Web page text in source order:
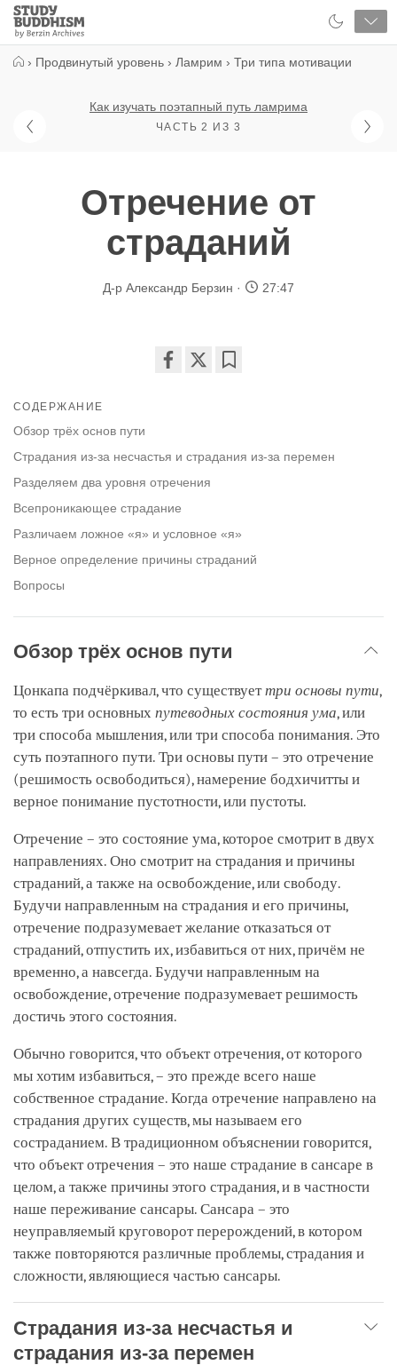
Close
Study
Buddhism
› Продвинутый уровень › Ламрим › Три типа мотивации
Как изучать поэтапный путь ламрима
ЧАСТЬ 2 ИЗ 3
Отречение от
страданий
Д-р Александр Берзин 27:47
СОДЕРЖАНИЕ
Обзор трёх основ пути
Страдания из-за несчастья и страдания из-за перемен
Разделяем два уровня отречения
Всепроникающее страдание
Различаем ложное «я» и условное «я»
Верное определение причины страданий
Вопросы
Обзор трёх основ пути
Цонкапа подчёркивал, что существуеттри основы пути,
то есть три основных путеводных состояния ума, или
три способа мышления, или три способа понимания. Это
суть поэтапного пути. Три основы пути – это отречение
(решимость освободиться), намерение бодхичитты и
верное понимание пустотности, или пустоты.
Отречение – это состояние ума, которое смотрит в двух
направлениях. Оно смотрит на страдания и причины
страданий, а также на освобождение, или свободу.
Будучи направленным на страдания и его причины,
отречение подразумевает желание отказаться от
страданий, отпустить их, избавиться от них, причём не
временно, а навсегда. Будучи направленным на
освобождение, отречение подразумевает решимость
достичь этого состояния.
Обычно говорится, что объект отречения, от которого
мы хотим избавиться, – это прежде всего наше
собственное страдание. Когда отречение направлено на
страдания других существ, мы называем его
состраданием. В традиционном объяснении говорится,
что объект отречения – это наше страдание в сансаре в
целом, а также причины этого страдания, и в частности
наше переживание сансары. Сансара – это
неуправляемый круговорот перерождений, в котором
также повторяются различные проблемы, страдания и
сложности, являющиеся частью сансары.
Страдания из-за несчастья и
страдания из-за перемен